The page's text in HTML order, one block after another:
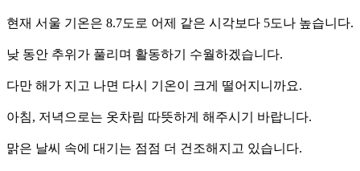
현재 서울 기온은 8.7도로 어제 같은 시각보다 5도나 높습니다.
낮 동안 추위가 풀리며 활동하기 수월하겠습니다.
다만 해가 지고 나면 다시 기온이 크게 떨어지니까요.
아침, 저녁으로는 옷차림 따뜻하게 해주시기 바랍니다.
맑은 날씨 속에 대기는 점점 더 건조해지고 있습니다.